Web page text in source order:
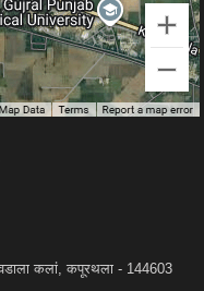
कलां, कपूरथला - 144603